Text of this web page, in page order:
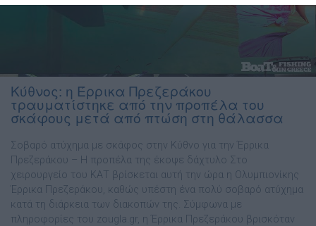
Κύθνος: η Έρρικα Πρεζεράκου
τραυματίστηκε από την προπέλα του
σκάφους μετά από πτώση στη θάλασσα
Σοβαρό ατύχημα με σκάφος στην Κύθνο για την Έρρικα
Πρεζεράκου – Η προπέλα της έκοψε δάχτυλο Στο
χειρουργείο του ΚΑΤ βρίσκεται αυτή την ώρα η Ολυμπιονίκης
Έρρικα Πρεζεράκου, καθώς υπέστη ένα πολύ σοβαρό ατύχημα
κατά τη διάρκεια των διακοπών της. Σύμφωνα με
πληροφορίες του zougla.gr, η Έρρικα Πρεζεράκου βρισκόταν